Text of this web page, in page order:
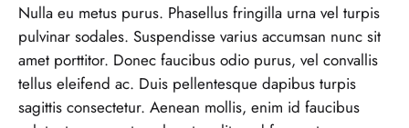
Nulla eu metus purus. Phasellus fringilla urna vel turpis
pulvinar sodales. Suspendisse varius accumsan nunc sit
amet porttitor. Donec faucibus odio purus, vel convallis
tellus eleifend ac. Duis pellentesque dapibus turpis
sagittis consectetur. Aenean mollis, enim id faucibus